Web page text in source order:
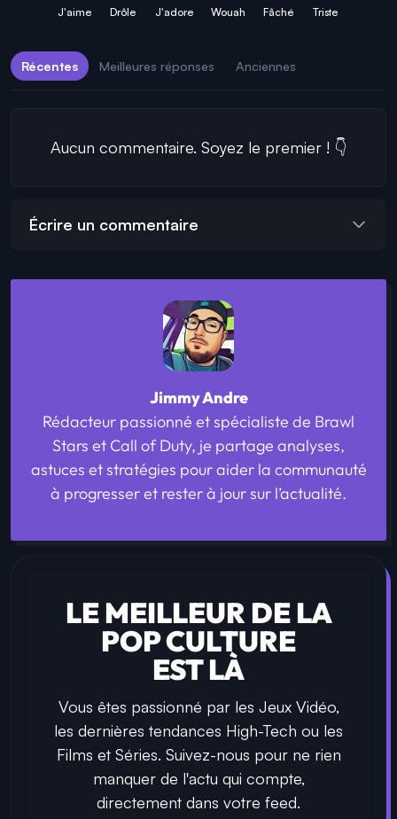
J'aime Drôle J'adore Wouah Fâché Triste
Récentes Meilleures réponses Anciennes
Aucun commentaire. Soyez le premier ! 👇
Écrire un commentaire
Jimmy Andre
Rédacteur passionné et spécialiste de Brawl
Stars et Call of Duty, je partage analyses,
astuces et stratégies pour aider la communauté
à progresser et rester à jour sur l’actualité.
LE MEILLEUR DE LA
POP CULTURE
EST LÀ
Vous êtes passionné par les Jeux Vidéo,
les dernières tendances High-Tech ou les
Films et Séries. Suivez-nous pour ne rien
manquer de l'actu qui compte,
directement dans votre feed.